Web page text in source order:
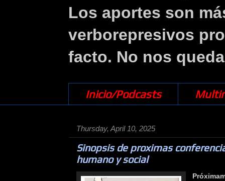
Los aportes son
verborepresivos
facto. No nos
Inicio/Podcasts
Thursday, April 10, 2025
Sinopsis de proximas
humano y social